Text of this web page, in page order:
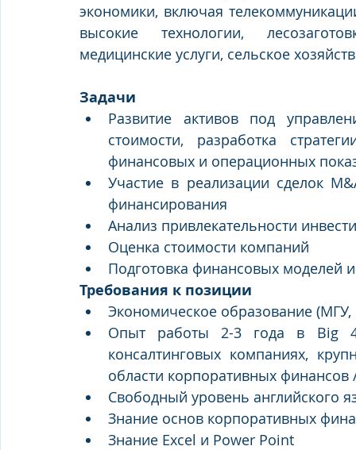
экономики, включая
высокие технологии,
медицинские услуги, сельское
Задачи
Развитие активов под
стоимости, разработка
финансовых и операционных
Участие в реализации сделок
финансирования
Анализ привлекательности
Оценка стоимости компаний
Подготовка финансовых моделей
Требования к позиции
Экономическое образование
Опыт работы 2-3 года в Big
консалтинговых компаниях,
области корпоративных финансов
Свободный уровень английского
Знание основ корпоративных
Знание Excel и Power Point